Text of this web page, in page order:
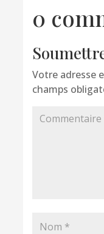
0
Votre adresse
champs